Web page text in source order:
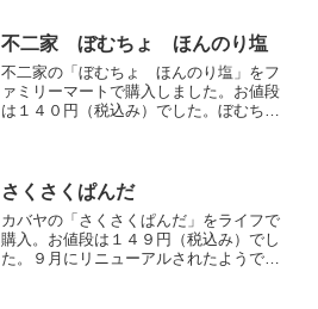
４、全部で１４...
不二家 ぼむちょ ほんのり塩
不二家の「ぼむちょ ほんのり塩」をフ
ァミリーマートで購入しました。お値段
は１４０円（税込み）でした。ぼむち
はチョコとコーンフレークで出...
さくさくぱんだ
カバヤの「さくさくぱんだ」をライフで
購入。お値段は１４９円（税込み）でし
た。９月にリニューアルされたようで